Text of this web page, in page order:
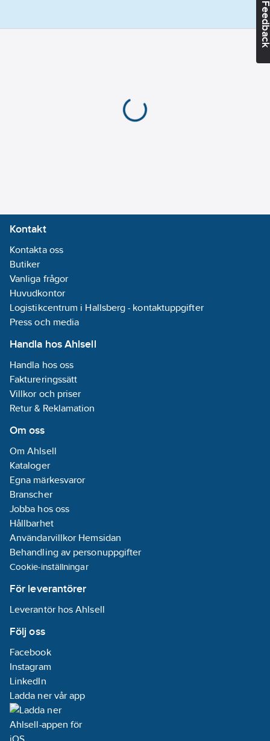
Kontakt
Kontakta oss
Butiker
Vanliga frågor
Huvudkontor
Logistikcentrum i Hallsberg - kontaktuppgifter
Press och media
Handla hos Ahlsell
Handla hos oss
Faktureringssätt
Villkor och priser
Retur & Reklamation
Om oss
Om Ahlsell
Kataloger
Egna märkesvaror
Branscher
Jobba hos oss
Hållbarhet
Användarvillkor Hemsidan
Behandling av personuppgifter
Cookie-inställningar
För leverantörer
Leverantör hos Ahlsell
Följ oss
Facebook
Instagram
LinkedIn
Ladda ner vår app